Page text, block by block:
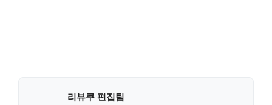
리뷰쿠 편집팀